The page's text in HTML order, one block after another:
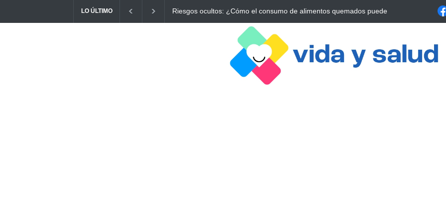
LO ÚLTIMO Ayuno Digital: La Estrategia Esencial para Mejorar tu Bienestar La conexión vital